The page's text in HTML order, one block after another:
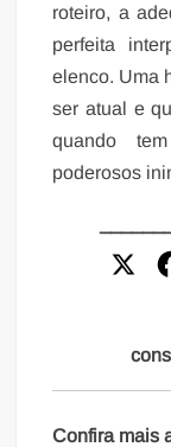
roteiro, a
perfeita
elenco. Uma
ser atual e
quando
poderosos
Confira mais